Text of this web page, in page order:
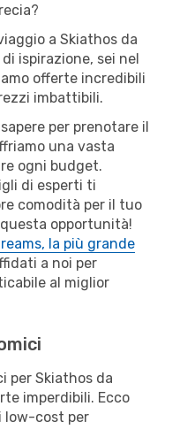
a Skiathos da
ispirazione, sei nel
offerte incredibili
imbattibili.
per prenotare il
una vasta
ogni budget.
di esperti ti
comodità per il tuo
opportunità!
la più grande
a noi per
al miglior
per Skiathos da
imperdibili. Ecco
low-cost per